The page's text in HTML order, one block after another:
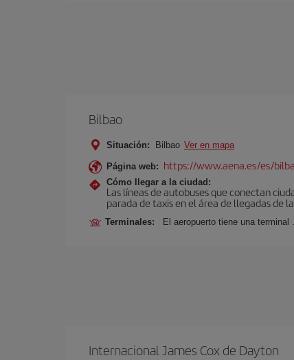
Bilbao
Situación: Bilbao Ver en mapa
Página web: https://www.aena.es/es/
Cómo llegar a la ciudad:
Las líneas de autobuses que conectan
parada de taxis en el área de llegadas de
Terminales: El aeropuerto tiene una terminal .
Internacional James Cox de Dayton